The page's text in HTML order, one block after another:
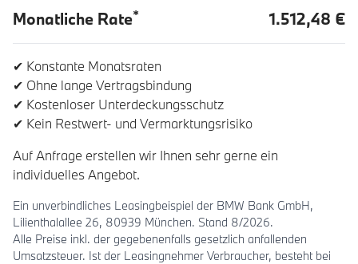
Monatliche Rate* 1.512,48 €
✔ Konstante Monatsraten
✔ Ohne lange Vertragsbindung
✔ Kostenloser Unterdeckungsschutz
✔ Kein Restwert- und Vermarktungsrisiko
Auf Anfrage erstellen wir Ihnen sehr gerne ein
individuelles Angebot.
Ein unverbindliches Leasingbeispiel der BMW Bank GmbH,
Lilienthalallee 26, 80939 München. Stand 8/2026.
Alle Preise inkl. der gegebenenfalls gesetzlich anfallenden
Umsatzsteuer. Ist der Leasingnehmer Verbraucher, besteht bei